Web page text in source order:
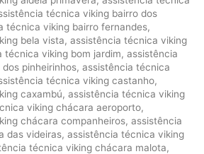
técnica viking bairro dos
técnica viking bairro fernandes,
bela vista, assistência técnica viking
técnica viking bom jardim, assistência
pinheirinhos, assistência técnica
técnica viking castanho,
caxambú, assistência técnica viking
viking chácara aeroporto,
chácara companheiros, assistência
das videiras, assistência técnica viking
técnica viking chácara malota,